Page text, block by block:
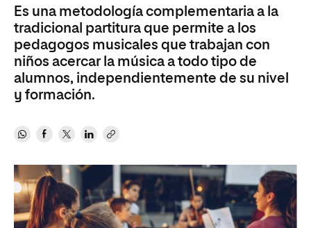
Es una metodología complementaria a la
tradicional partitura que permite a los
pedagogos musicales que trabajan con
niños acercar la música a todo tipo de
alumnos, independientemente de su nivel
y formación.